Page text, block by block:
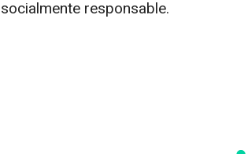
socialmente responsable.